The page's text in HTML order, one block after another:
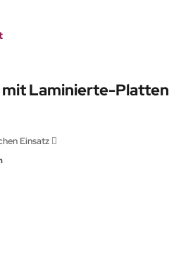
mit Laminierte-Platten
Einsatz